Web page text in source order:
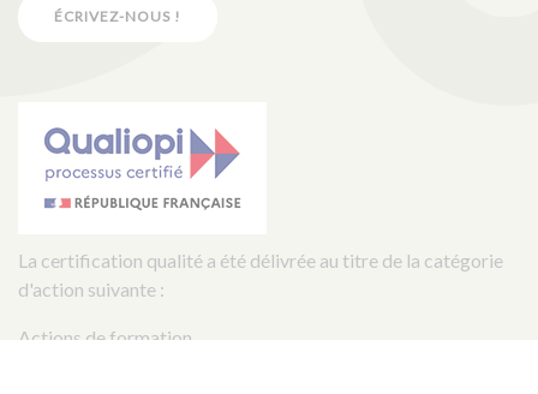
ÉCRIVEZ-NOUS !
La certification qualité a été délivrée au titre de la catégorie
d'action suivante :
Actions de formation